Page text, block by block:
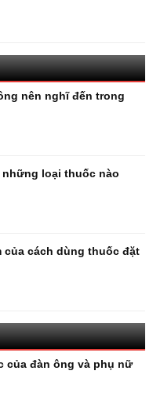
nên nghĩ đến trong
những loại thuốc nào
cách dùng thuốc đặt
của đàn ông và phụ nữ